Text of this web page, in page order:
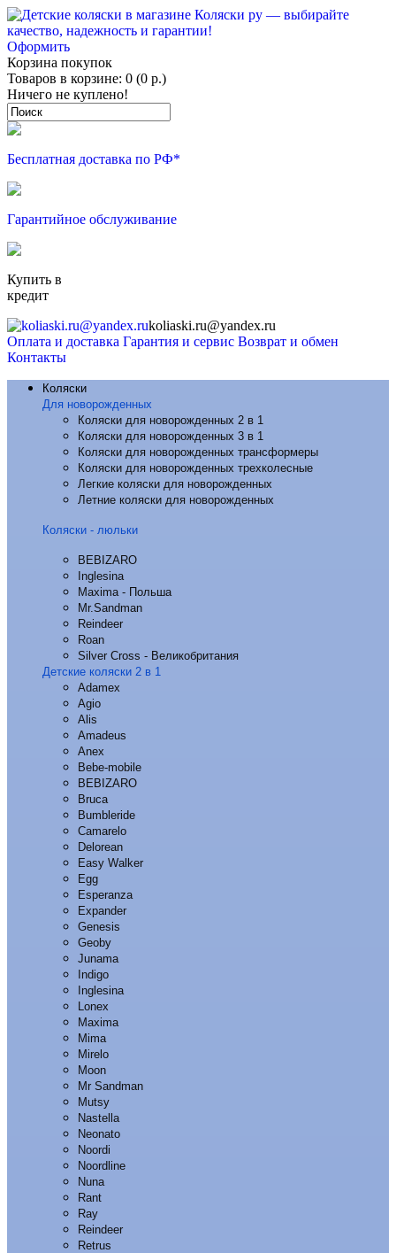
Оформить
Корзина покупок
Товаров в корзине: 0 (0 р.)
Ничего не куплено!
Бесплатная доставка по РФ*
Гарантийное обслуживание
Купить в
кредит
koliaski.ru@yandex.ru
Оплата и доставка Гарантия и сервис Возврат и обмен
Контакты
Коляски
Для новорожденных
Коляски для новорожденных 2 в 1
Коляски для новорожденных 3 в 1
Коляски для новорожденных трансформеры
Коляски для новорожденных трехколесные
Легкие коляски для новорожденных
Летние коляски для новорожденных
Коляски - люльки
BEBIZARO
Inglesina
Maxima - Польша
Mr.Sandman
Reindeer
Roan
Silver Cross - Великобритания
Детские коляски 2 в 1
Adamex
Agio
Alis
Amadeus
Anex
Bebe-mobile
BEBIZARO
Bruca
Bumbleride
Camarelo
Delorean
Easy Walker
Egg
Esperanza
Expander
Genesis
Geoby
Junama
Indigo
Inglesina
Lonex
Maxima
Mima
Mirelo
Moon
Mr Sandman
Mutsy
Nastella
Neonato
Noordi
Noordline
Nuna
Rant
Ray
Reindeer
Retrus